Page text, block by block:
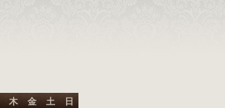
木 金 土 日